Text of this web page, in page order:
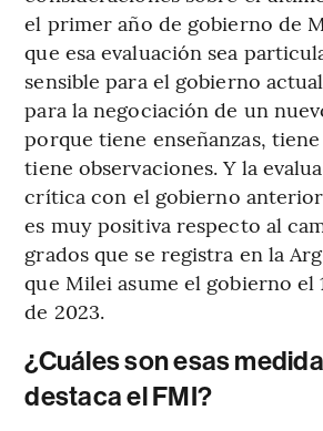
el primer año de gobierno de
que esa evaluación sea
sensible para el gobierno
para la negociación de un
porque tiene enseñanzas,
tiene observaciones. Y la
crítica con el gobierno
es muy positiva respecto al
grados que se registra en la
que Milei asume el gobierno el
de 2023.
¿Cuáles son esas
destaca el FMI?